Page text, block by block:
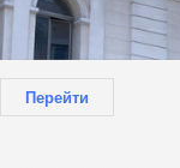
Перейти